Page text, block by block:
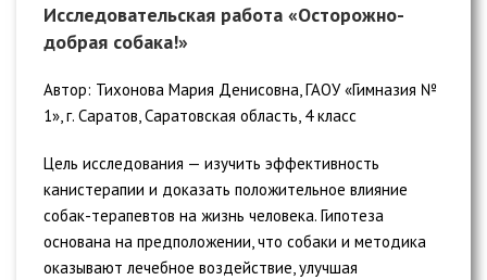
Исследовательская работа «Осторожно-
добрая собака!»
Автор: Тихонова Мария Денисовна, ГАОУ «Гимназия №
1», г. Саратов, Саратовская область, 4 класс
Цель исследования — изучить эффективность
канистерапии и доказать положительное влияние
собак-терапевтов на жизнь человека. Гипотеза
основана на предположении, что собаки и методика
оказывают лечебное воздействие, улучшая